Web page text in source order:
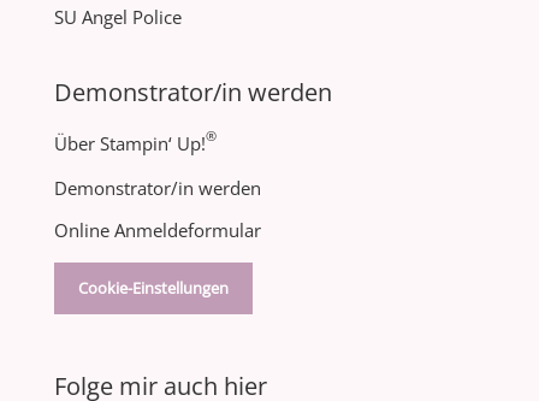
SU Angel Police
Demonstrator/in werden
Über Stampin‘ Up!®
Demonstrator/in werden
Online Anmeldeformular
Cookie-Einstellungen
Folge mir auch hier